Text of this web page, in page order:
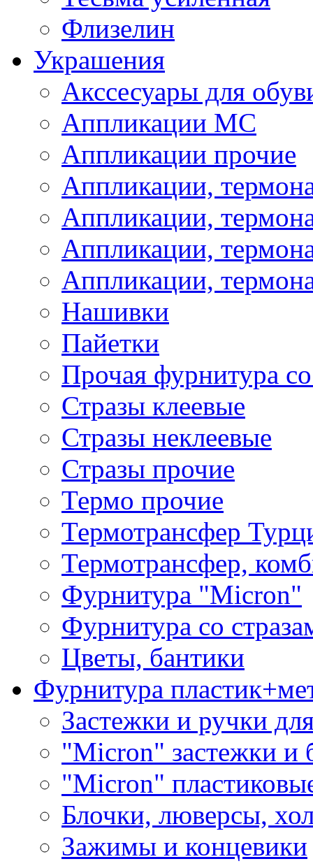
Флизелин
Украшения
Акссесуары для
Аппликации МС
Аппликации прочие
Аппликации,
Аппликации,
Аппликации,
Аппликации,
Нашивки
Пайетки
Прочая фурнитура
Стразы клеевые
Стразы неклеевые
Стразы прочие
Термо прочие
Термотрансфер
Термотрансфер,
Фурнитура "Micron"
Фурнитура со
Цветы, бантики
Фурнитура
Застежки и ручки
"Micron" застежки и
"Micron"
Блочки, люверсы,
Зажимы и концевики